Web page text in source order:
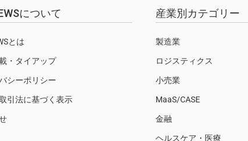
について
とは
・タイアップ
シーポリシー
引法に基づく表示
産業別カテゴリー
製造業
ロジスティクス
小売業
MaaS/CASE
金融
ヘルスケア・医療